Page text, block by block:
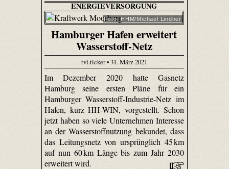
ENERGIEVERSORGUNG
Foto: HHM/Michael Lindner
Hamburger Hafen erweitert
Wasserstoff-Netz
tvi.ticker • 31. März 2021
Im Dezember 2020 hatte Gasnetz
Hamburg seine ersten Pläne für ein
Hamburger Wasserstoff-Industrie-Netz im
Hafen, kurz HH-WIN, vorgestellt. Schon
jetzt haben so viele Unternehmen Interesse
an der Wasserstoffnutzung bekundet, dass
das Leitungsnetz von ursprünglich 45 km
auf nun 60 km Länge bis zum Jahr 2030
erweitert wird.